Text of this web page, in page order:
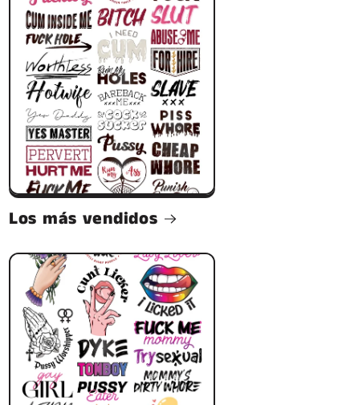
Los más vendidos